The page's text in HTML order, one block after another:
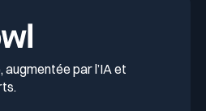
par l’IA et